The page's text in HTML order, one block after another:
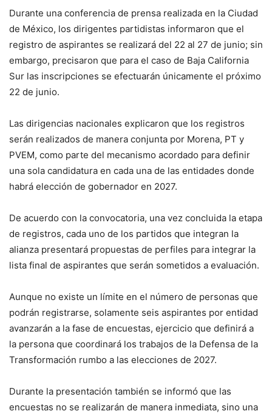
Durante una conferencia de prensa realizada en la Ciudad
de México, los dirigentes partidistas informaron que el
registro de aspirantes se realizará del 22 al 27 de junio; sin
embargo, precisaron que para el caso de Baja California
Sur las inscripciones se efectuarán únicamente el próximo
22 de junio.
Las dirigencias nacionales explicaron que los registros
serán realizados de manera conjunta por Morena, PT y
PVEM, como parte del mecanismo acordado para definir
una sola candidatura en cada una de las entidades donde
habrá elección de gobernador en 2027.
De acuerdo con la convocatoria, una vez concluida la etapa
de registros, cada uno de los partidos que integran la
alianza presentará propuestas de perfiles para integrar la
lista final de aspirantes que serán sometidos a evaluación.
Aunque no existe un límite en el número de personas que
podrán registrarse, solamente seis aspirantes por entidad
avanzarán a la fase de encuestas, ejercicio que definirá a
la persona que coordinará los trabajos de la Defensa de la
Transformación rumbo a las elecciones de 2027.
Durante la presentación también se informó que las
encuestas no se realizarán de manera inmediata, sino una